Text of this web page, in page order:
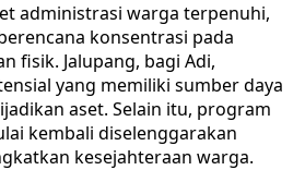
administrasi warga terpenuhi,
konsentrasi pada
fisik. Jalupang, bagi Adi,
yang memiliki sumber daya
aset. Selain itu, program
kembali diselenggarakan
kesejahteraan warga.